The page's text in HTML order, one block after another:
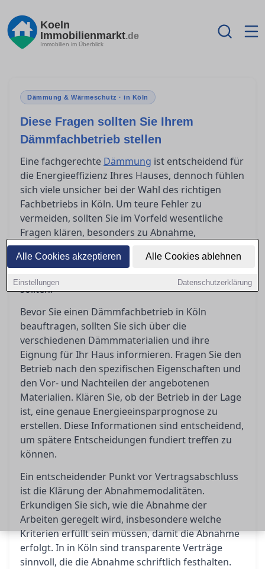
Alle Cookies akzeptieren Alle Cookies ablehnen
Einstellungen Datenschutzerklärung
Koeln
Immobilienmarkt.de
Immobilien im Überblick
Dämmung & Wärmeschutz · in Köln
Diese Fragen sollten Sie Ihrem
Dämmfachbetrieb stellen
Eine fachgerechte Dämmung ist entscheidend für
die Energieeffizienz Ihres Hauses, dennoch fühlen
sich viele unsicher bei der Wahl des richtigen
Fachbetriebs in Köln. Um teure Fehler zu
vermeiden, sollten Sie im Vorfeld wesentliche
Fragen klären, besonders zu Abnahme,
Mängelrechten und Garantien. Hier finden Sie
eine klare Orientierung, was Sie vor und nach
sollten.
Bevor Sie einen Dämmfachbetrieb in Köln
beauftragen, sollten Sie sich über die
verschiedenen Dämmmaterialien und ihre
Eignung für Ihr Haus informieren. Fragen Sie den
Betrieb nach den spezifischen Eigenschaften und
den Vor- und Nachteilen der angebotenen
Materialien. Klären Sie, ob der Betrieb in der Lage
ist, eine genaue Energieeinsparprognose zu
erstellen. Diese Informationen sind entscheidend,
um spätere Entscheidungen fundiert treffen zu
können.
Ein entscheidender Punkt vor Vertragsabschluss
ist die Klärung der Abnahmemodalitäten.
Erkundigen Sie sich, wie die Abnahme der
Arbeiten geregelt wird, insbesondere welche
Kriterien erfüllt sein müssen, damit die Abnahme
erfolgt. In in Köln sind transparente Verträge
sinnvoll, die die Abnahme schriftlich festhalten.